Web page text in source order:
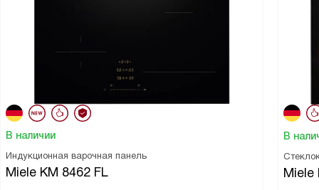
В наличии
Индукционная варочная панель
Miele KM 8462 FL
В
Miele